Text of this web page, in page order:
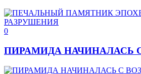
0
ПИРАМИДА НАЧИНАЛАСЬ